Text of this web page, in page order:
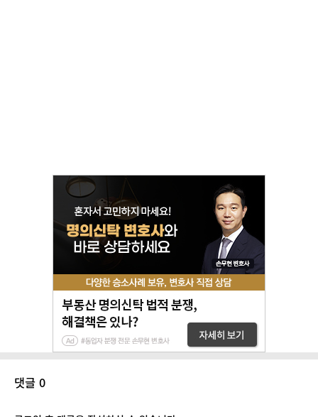
댓글 0